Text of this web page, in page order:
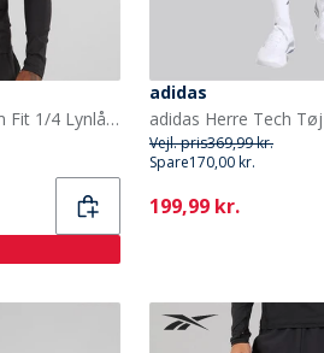
Puma Herre Træning Slim Fit 1/4 Lynlås Puma Sort
adidas
Vejl. pris369,99 kr.
Spare170,00 kr.
Current
199,99 kr.